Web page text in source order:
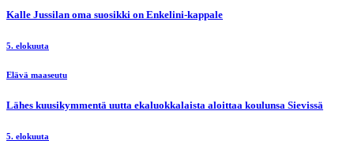
Kalle Jussilan oma suosikki on Enkelini-kappale
5. elokuuta
Elävä maaseutu
Lähes kuusikymmentä uutta ekaluokkalaista aloittaa koulunsa Sievissä
5. elokuuta